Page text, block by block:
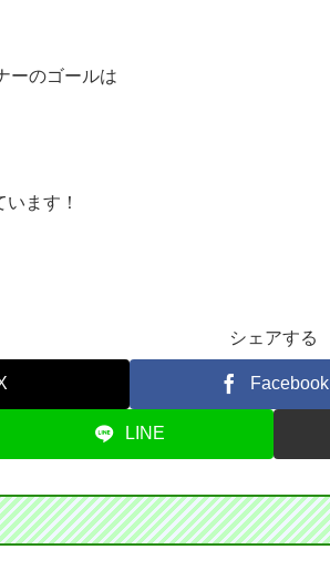
ーのゴールは
ます！
シェアする
Facebook
LINE